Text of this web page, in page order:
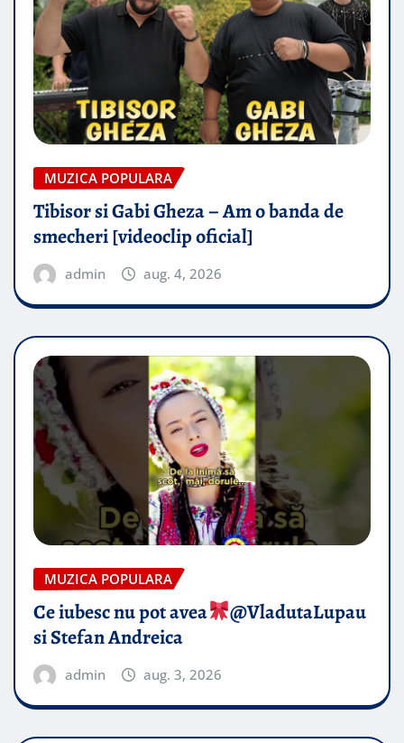
MUZICA POPULARA
Tibisor si Gabi Gheza – Am o banda de
smecheri [videoclip oficial]
admin aug. 4, 2026
MUZICA POPULARA
Ce iubesc nu pot avea
​@VladutaLupau
si Stefan Andreica
admin aug. 3, 2026